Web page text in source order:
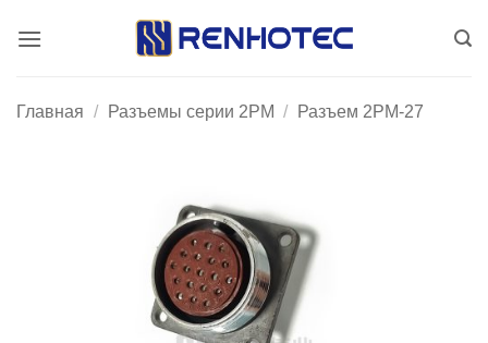
Главная / Разъемы серии 2PM / Разъем 2PM-27